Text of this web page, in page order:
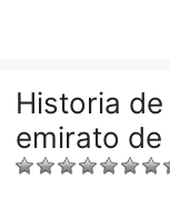
Historia
emirato